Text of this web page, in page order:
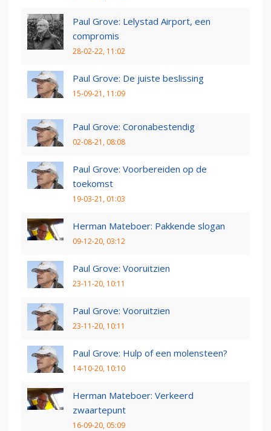
Paul Grove: Lelystad Airport, een
compromis
28-02-22, 11:02
Paul Grove: De juiste beslissing
15-09-21, 11:09
Paul Grove: Coronabestendig
02-08-21, 08:08
Paul Grove: Voorbereiden op de
toekomst
19-03-21, 01:03
Herman Mateboer: Pakkende slogan
09-12-20, 03:12
Paul Grove: Vooruitzien
23-11-20, 10:11
Paul Grove: Vooruitzien
23-11-20, 10:11
Paul Grove: Hulp of een molensteen?
14-10-20, 10:10
Herman Mateboer: Verkeerd
zwaartepunt
16-09-20, 05:09